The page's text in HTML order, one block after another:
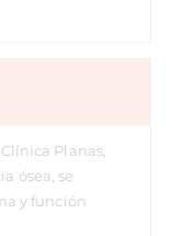
Planas,
ósea, se
y función